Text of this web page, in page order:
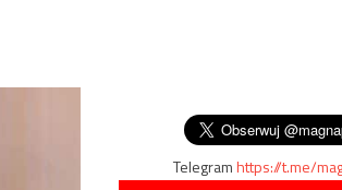
Telegramhttps://t.me/